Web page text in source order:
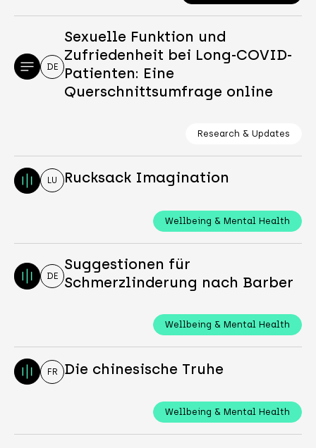
DE
Sexuelle Funktion und
Zufriedenheit bei Long-COVID-
Patienten: Eine
Querschnittsumfrage online
Research & Updates
LU Rucksack Imagination
Wellbeing & Mental Health
DE
Suggestionen für
Schmerzlinderung nach Barber
Wellbeing & Mental Health
FR Die chinesische Truhe
Wellbeing & Mental Health